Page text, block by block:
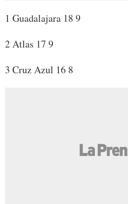
1 Guadalajara 18 9
2 Atlas 17 9
3 Cruz Azul 16 8